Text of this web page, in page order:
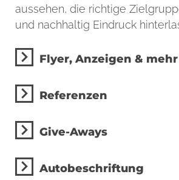
aussehen, die richtige
und nachhaltig Eindruck
Flyer, Anzeigen & mehr
Referenzen
Give-Aways
Autobeschriftung